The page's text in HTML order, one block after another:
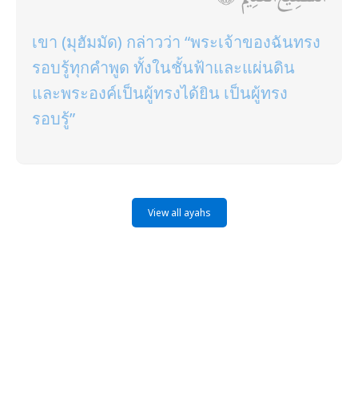
เขา (มุฮัมมัด) กล่าวว่า “พระเจ้าของฉันทรง
รอบรู้ทุกคำพูด ทั้งในชั้นฟ้าและแผ่นดิน
และพระองค์เป็นผู้ทรงได้ยิน เป็นผู้ทรง
รอบรู้”
View all ayahs